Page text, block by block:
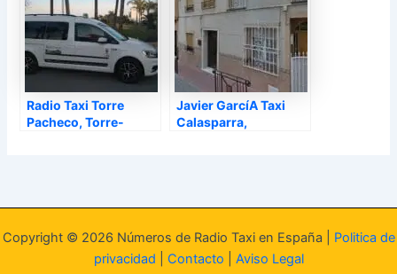
Radio Taxi Torre
Pacheco, Torre-
Javier GarcíA Taxi
Calasparra,
Copyright © 2026 Números de Radio Taxi en España | Politica de
privacidad
Contacto Aviso Legal